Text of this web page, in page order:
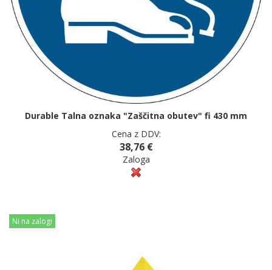
Durable Talna oznaka "Zaščitna obutev" fi 430 mm
Cena z DDV:
38,76 €
Zaloga
Ni na zalogi